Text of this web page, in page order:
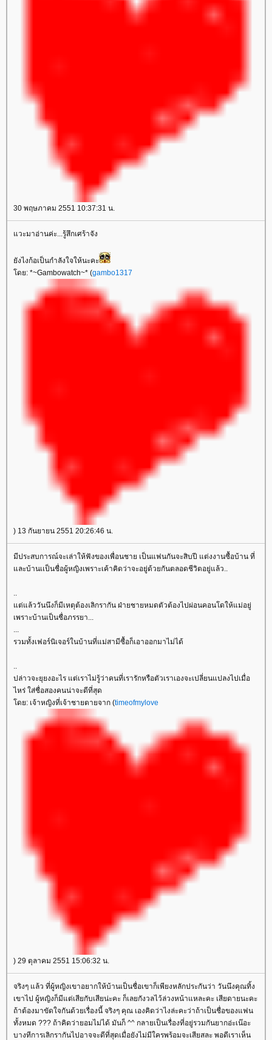
30 พฤษภาคม 2551 10:37:31 น.
วะมาอ่านค่ะ...รู้สึกเศร้าจัง
ังไงก้อเป็นกำลังใจให้นะคะ
ดย: *~Gambowatch~* (gambo1317
) 13 กันยายน 2551 20:26:46 น.
มีประสบการณ์จะเล่าให้ฟังของเพื่อนชาย เป็นแฟนกันจะสิบปี แต่งงานซื้อบ้าน ที่
ละบ้านเเป็นชื่อผู้หญิงเพราะเค้าคิดว่าจะอยู่ด้วยกันตลอดชีวิตอยู่แล้ว..
..
ต่แล้ววันนึงก็มีเหตุต้องเลิกรากัน ฝ่ายชายหมดตัวต้องไปผ่อนคอนโดให้แม่อยู่
เพราะบ้านเป็นชื่อภรรยา...
...
รวมทั้งเฟอร์นิเจอร์ในบ้านที่แม่สามีซื้อก็เอาออกมาไม่ได้
..
ปล่าวจะยุยงอะไร แต่เราไม่รู้ว่าคนที่เรารักหรือตัวเราเองจะเปลี่ยนแปลงไปเมื่อ
ไหร่ ใส่ชื่อสองคนน่าจะดีที่สุด
ดย: เจ้าหญิงที่เจ้าชายตายจาก (timeofmylove
) 29 ตุลาคม 2551 15:06:32 น.
จริงๆ แล้ว ที่ผู้หญิงเขาอยากให้บ้านเป็นชื่อเขาก็เพียงหลักประกันว่า วันนึงคุณทิ้ง
เขาไป ผู้หญิงก็มีแต่เสียกับเสียน่ะคะ ก็เลยกังวลไว้ล่วงหน้าแหละคะ เสียดายนะคะ
ถ้าต้องมาขัดใจกันด้วยเรื่องนี้ จริงๆ คุณ เองคิดว่าไงล่ะคะว่าถ้าเป็นชื่อของแฟน
ทั้งหมด ??? ถ้าคิดว่ายอมไม่ได้ มันก็ ^^ กลายเป็นเรื่องที่อยู่รวมกันยากอ่ะเน๊อะ
บางทีการเลิกรากันไปอาจจะดีที่สุดเมื่อยังไม่มีใครพร้อมจะเสียสละ พอดีเราเห็น